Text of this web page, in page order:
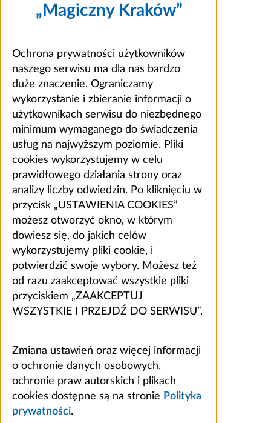
„Magiczny Kraków”
Ochrona prywatności użytkowników
naszego serwisu ma dla nas bardzo
duże znaczenie. Ograniczamy
wykorzystanie i zbieranie informacji o
użytkownikach serwisu do niezbędnego
minimum wymaganego do świadczenia
usług na najwyższym poziomie. Pliki
cookies wykorzystujemy w celu
prawidłowego działania strony oraz
analizy liczby odwiedzin. Po kliknięciu w
przycisk „USTAWIENIA COOKIES”
możesz otworzyć okno, w którym
dowiesz się, do jakich celów
wykorzystujemy pliki cookie, i
potwierdzić swoje wybory. Możesz też
od razu zaakceptować wszystkie pliki
przyciskiem „ZAAKCEPTUJ
WSZYSTKIE I PRZEJDŹ DO SERWISU”.
Zmiana ustawień oraz więcej informacji
o ochronie danych osobowych,
ochronie praw autorskich i plikach
cookies dostępne są na stronie Polityka
prywatności.